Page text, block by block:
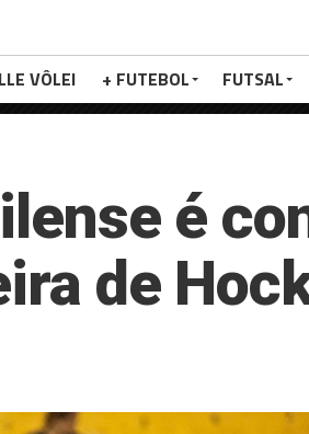
VÔLEI + FUTEBOL FUTSAL
é
de